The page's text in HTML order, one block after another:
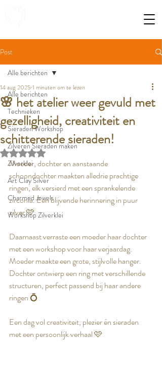
Post
Alle berichten
Technieken
Sieraden Workshop
Zilveren Sieraden maken
Zilverklei
Art Clay Silver
Charmed Jewels
Workshop Zilverklei
Alle berichten
🌸 het atelier weer gevuld met
gezelligheid, creativiteit en
schitterende sieraden!
14 aug 2025 1 minuten om te lezen
Beoordeeld met NaN uit 5 sterren.
Moeder, dochter en aanstaande
schoondochter maakten alledrie prachtige
ringen, elk versierd met een sprankelende
zirconia. Een blijvende herinnering in puur
zilver 🩷
Daarnaast verraste een moeder haar dochter
met een workshop voor haar verjaardag.
Moeder maakte een grote, stijlvolle hanger.
Dochter ontwierp een ring met verschillende
structuren, perfect passend bij haar andere
ringen 💍
Een dag vol creativiteit, plezier én sieraden
met een persoonlijk verhaal 🩷